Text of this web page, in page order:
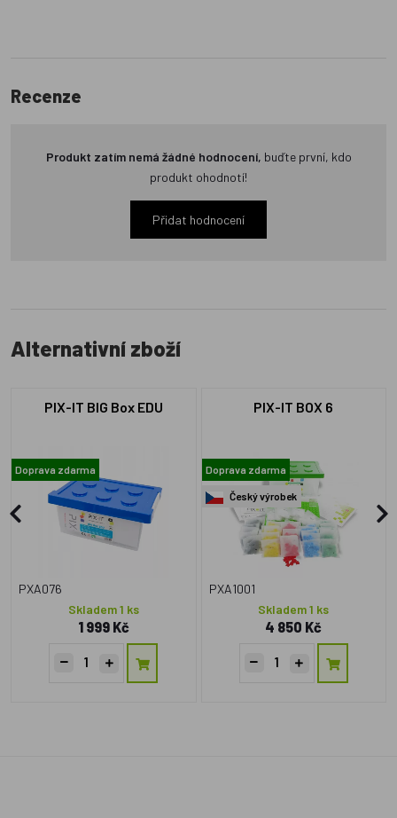
Recenze
Produkt zatím nemá žádné hodnocení, buďte první, kdo
produkt ohodnotí!
Přidat hodnocení
Alternativní zboží
PIX-IT BIG Box EDU
Doprava zdarma
PXA076
Skladem 1 ks
1 999 Kč
PIX-IT BOX 6
Doprava zdarma
Český výrobek
PXA1001
Skladem 1 ks
4 850 Kč